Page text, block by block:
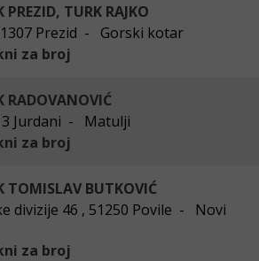
TURK RAJKO
Prezid - Gorski kotar
za broj
RADOVANOVIĆ
Jurdani - Matulji
za broj
TOMISLAV BUTKOVIĆ
divizije 46 , 51250 Povile - Novi
za broj